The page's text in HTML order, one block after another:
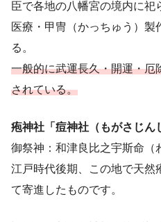
臣で各地の八幡宮の境内に祀
医療・甲冑（かっちゅう）
る。
一般的に武運長久・開運・厄
されている。
疱神社「痘神社（もがさじん
御祭神：和津良比之宇斯命（
江戸時代後期、この地で天然
て寄進したものです。